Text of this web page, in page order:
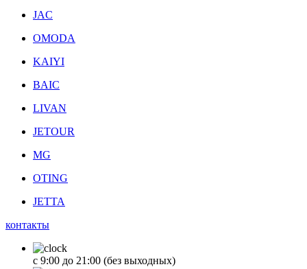
JAC
OMODA
KAIYI
BAIC
LIVAN
JETOUR
MG
OTING
JETTA
контакты
с 9:00 до 21:00 (без выходных)